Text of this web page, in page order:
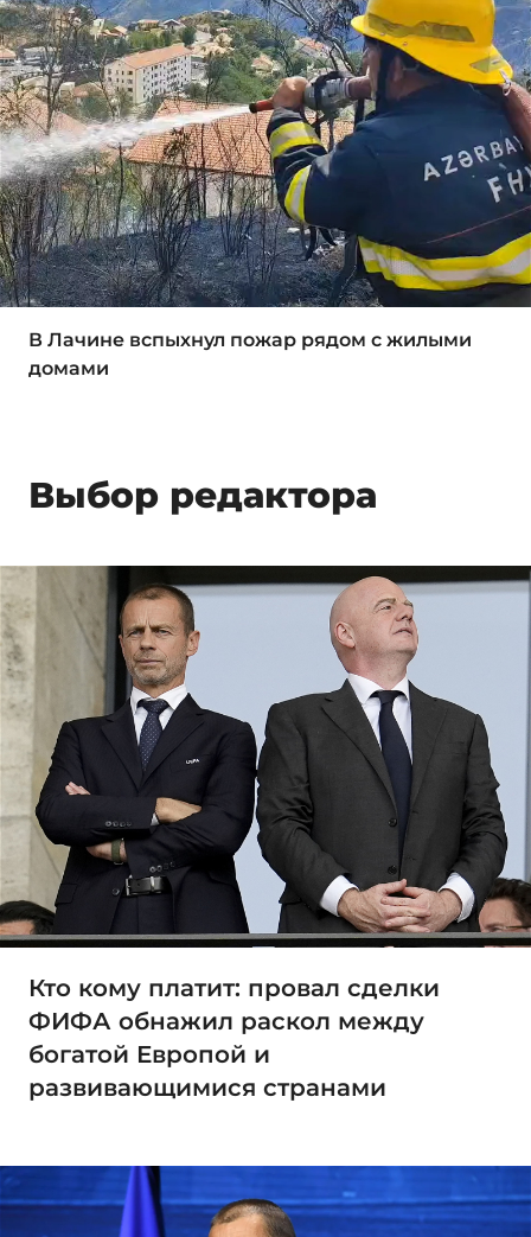
В Лачине вспыхнул пожар рядом с жилыми
домами
Выбор редактора
Кто кому платит: провал сделки
ФИФА обнажил раскол между
богатой Европой и
развивающимися странами